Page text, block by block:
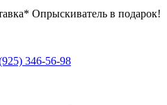
Опрыскиватель в подарок!
346-56-98